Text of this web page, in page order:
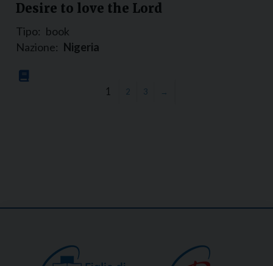
Desire to love the Lord
Tipo: book
Nazione: Nigeria
1 2 3 →